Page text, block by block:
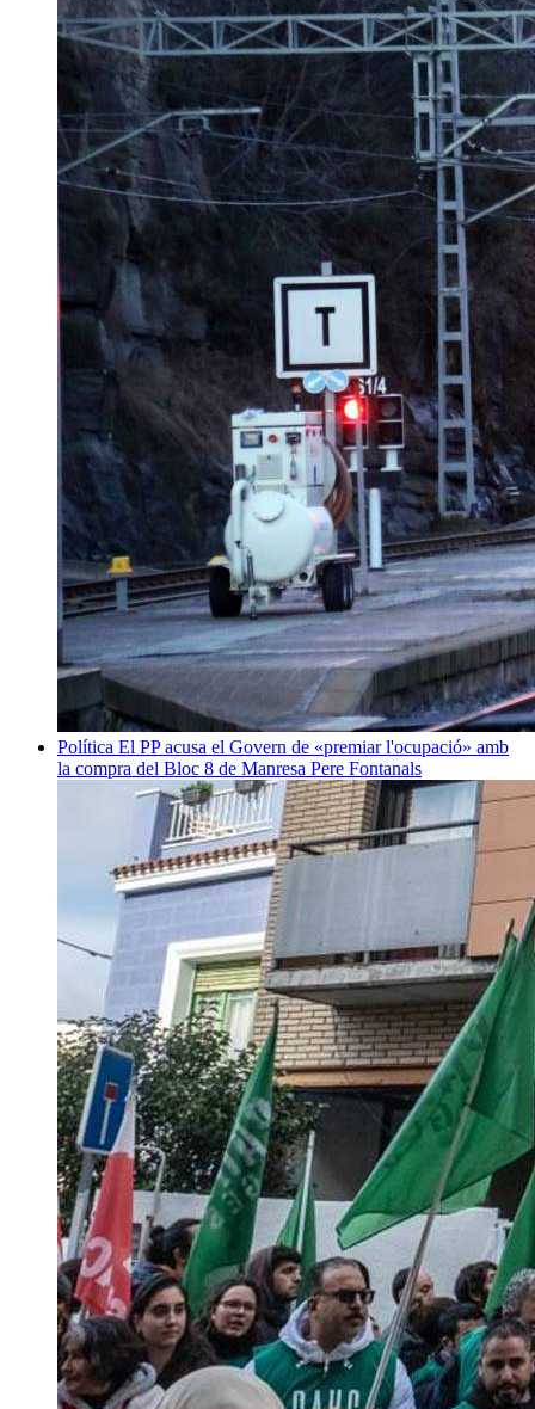
Política El PP acusa el Govern de «premiar l'ocupació» amb
la compra del Bloc 8 de Manresa Pere Fontanals